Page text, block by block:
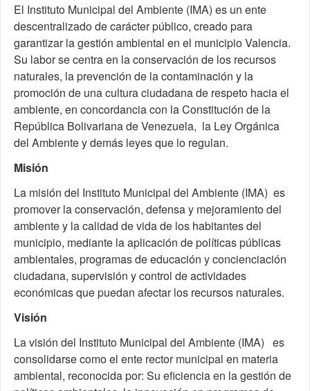
El Instituto Municipal del Ambiente (IMA) es un ente
descentralizado de carácter público, creado para
garantizar la gestión ambiental en el municipio Valencia.
Su labor se centra en la conservación de los recursos
naturales, la prevención de la contaminación y la
promoción de una cultura ciudadana de respeto hacia el
ambiente, en concordancia con la Constitución de la
República Bolivariana de Venezuela, la Ley Orgánica
del Ambiente y demás leyes que lo regulan.
Misión
La misión del Instituto Municipal del Ambiente (IMA) es
promover la conservación, defensa y mejoramiento del
ambiente y la calidad de vida de los habitantes del
municipio, mediante la aplicación de políticas públicas
ambientales, programas de educación y concienciación
ciudadana, supervisión y control de actividades
económicas que puedan afectar los recursos naturales.
Visión
La visión del Instituto Municipal del Ambiente (IMA) es
consolidarse como el ente rector municipal en materia
ambiental, reconocida por: Su eficiencia en la gestión de